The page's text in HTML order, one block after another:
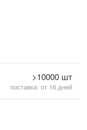
>10000 шт
поставка: от 16 дней